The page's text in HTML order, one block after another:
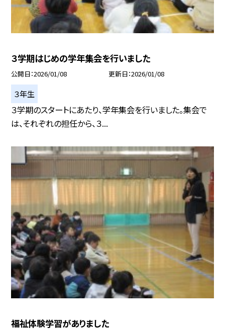
３学期はじめの学年集会を行いました
公開日 2026/01/08 更新日 2026/01/08
３年生
３学期のスタートにあたり、学年集会を行いました。集会で
は、それぞれの担任から、３...
福祉体験学習がありました